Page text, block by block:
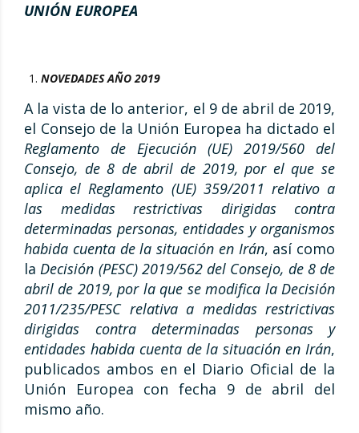
UNIÓN EUROPEA
NOVEDADES AÑO 2019
A la vista de lo anterior, el 9 de abril de 2019,
el Consejo de la Unión Europea ha dictado el
Reglamento de Ejecución (UE) 2019/560 del
Consejo, de 8 de abril de 2019, por el que se
aplica el Reglamento (UE) 359/2011 relativo a
las medidas restrictivas dirigidas contra
determinadas personas, entidades y organismos
habida cuenta de la situación en Irán, así como
laDecisión (PESC) 2019/562 del Consejo, de 8 de
abril de 2019, por la que se modifica la Decisión
2011/235/PESC relativa a medidas restrictivas
dirigidas contra determinadas personas y
entidades habida cuenta de la situación en Irán,
publicados ambos en el Diario Oficial de la
Unión Europea con fecha 9 de abril del
mismo año.